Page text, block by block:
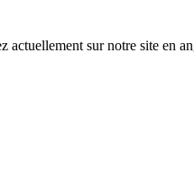
sur notre site en